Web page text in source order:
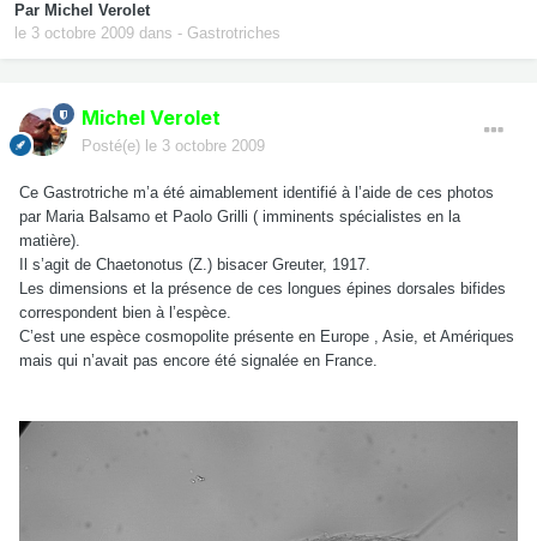
Par Michel Verolet
le 3 octobre 2009 dans - Gastrotriches
Michel Verolet
Posté(e) le 3 octobre 2009
Ce Gastrotriche m’a été aimablement identifié à l’aide de ces photos
par Maria Balsamo et Paolo Grilli ( imminents spécialistes en la
matière).
Il s’agit de Chaetonotus (Z.) bisacer Greuter, 1917.
Les dimensions et la présence de ces longues épines dorsales bifides
correspondent bien à l’espèce.
C’est une espèce cosmopolite présente en Europe , Asie, et Amériques
mais qui n’avait pas encore été signalée en France.